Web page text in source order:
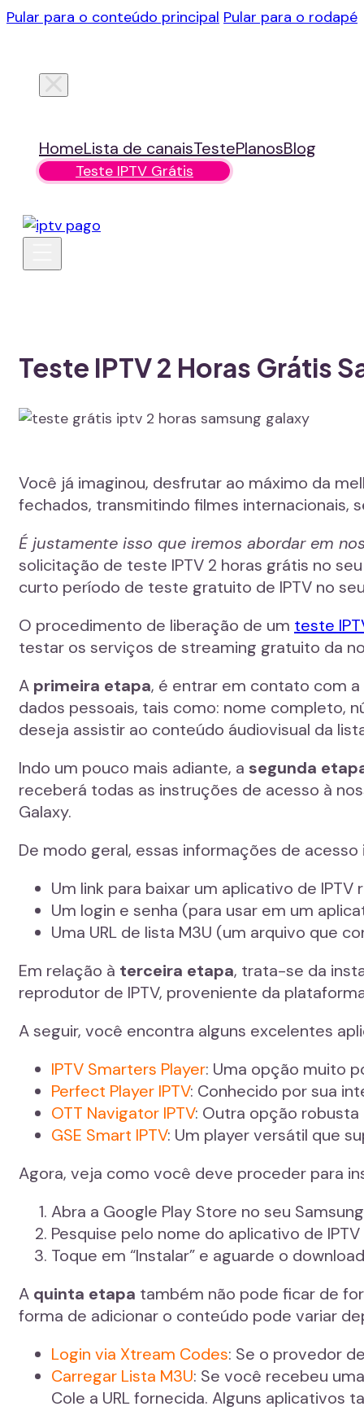
Pular para o conteúdo principal Pular para o rodapé
HomeLista de canaisTestePlanosBlog
Teste IPTV Grátis
Teste IPTV 2 Horas Grátis
Você já imaginou, desfrutar ao máximo da
fechados, transmitindo filmes internacionais,
É justamente isso que iremos abordar em
solicitação de teste IPTV 2 horas grátis no
curto período de teste gratuito de IPTV no
O procedimento de liberação de um teste
testar os serviços de streaming gratuito da
A primeira etapa, é entrar em contato com
dados pessoais, tais como: nome completo,
deseja assistir ao conteúdo áudiovisual da
Indo um pouco mais adiante, a segunda
receberá todas as instruções de acesso à
Galaxy.
De modo geral, essas informações de
Um link para baixar um aplicativo de
Um login e senha (para usar em um
Uma URL de lista M3U (um arquivo que
Em relação à terceira etapa, trata-se da
reprodutor de IPTV, proveniente da
A seguir, você encontra alguns excelentes
IPTV Smarters Player: Uma opção muito
Perfect Player IPTV: Conhecido por sua
OTT Navigator IPTV: Outra opção
GSE Smart IPTV: Um player versátil que
Agora, veja como você deve proceder para
Abra a Google Play Store no seu
Pesquise pelo nome do aplicativo de
Toque em “Instalar” e aguarde o
A quinta etapa também não pode ficar de
forma de adicionar o conteúdo pode variar
Login via Xtream Codes: Se o provedor
Carregar Lista M3U: Se você recebeu
Cole a URL fornecida. Alguns aplicativos